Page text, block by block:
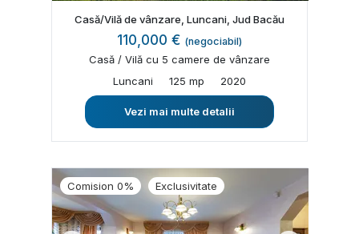
Casă/Vilă de vânzare, Luncani, Jud Bacău
110,000 € (negociabil)
Casă / Vilă cu 5 camere de vânzare
Luncani
125 mp 2020
Vezi mai multe detalii
Comision 0% Exclusivitate